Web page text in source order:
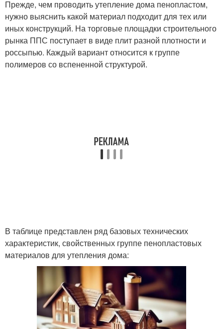
Прежде, чем проводить утепление дома пенопластом,
нужно выяснить какой материал подходит для тех или
иных конструкций. На торговые площадки строительного
рынка ППС поступает в виде плит разной плотности и
россыпью. Каждый вариант относится к группе
полимеров со вспененной структурой.
В таблице представлен ряд базовых технических
характеристик, свойственных группе пенопластовых
материалов для утепления дома: